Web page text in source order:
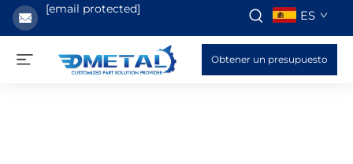
[email protected] ES
Obtener un presupuesto